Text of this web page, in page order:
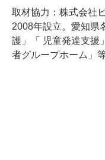
取材協力：株式会社
2008年設立。愛知県
護」「 児童発達支援
者グループホーム」